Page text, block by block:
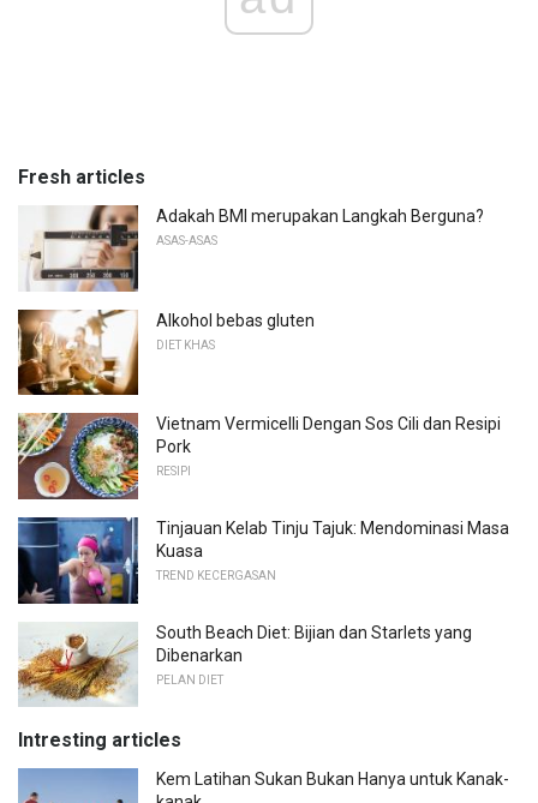
Fresh articles
Adakah BMI merupakan Langkah Berguna?
ASAS-ASAS
Alkohol bebas gluten
DIET KHAS
Vietnam Vermicelli Dengan Sos Cili dan Resipi
Pork
RESIPI
Tinjauan Kelab Tinju Tajuk: Mendominasi Masa
Kuasa
TREND KECERGASAN
South Beach Diet: Bijian dan Starlets yang
Dibenarkan
PELAN DIET
Intresting articles
Kem Latihan Sukan Bukan Hanya untuk Kanak-